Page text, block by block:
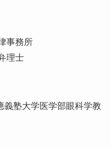
事務所
理士
義塾大学医学部眼科学教